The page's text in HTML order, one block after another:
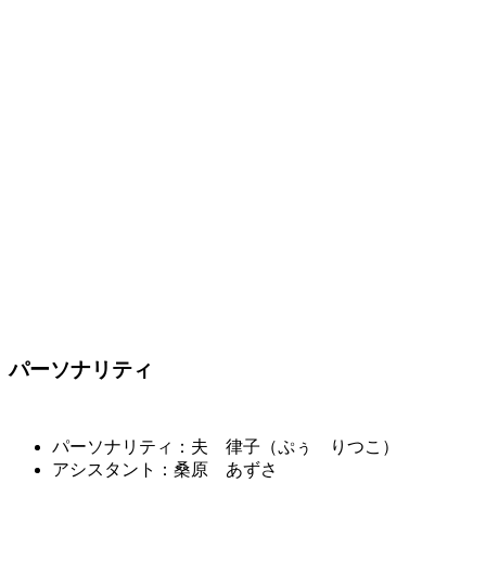
パーソナリティ
パーソナリティ：夫 律子（ぷぅ りつこ）
アシスタント：桑原 あずさ